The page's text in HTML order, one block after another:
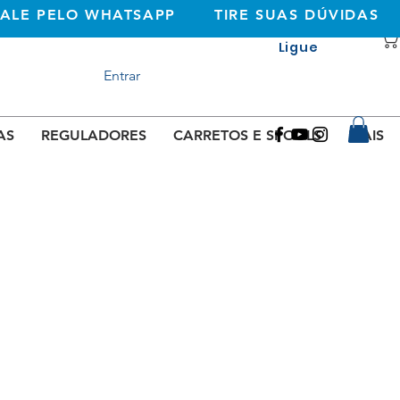
REGULADORES CARRETOS E SPOOLS MAIS
PELO WHATSAPP TIRE SUAS DÚVIDAS
Entrar
Ligue